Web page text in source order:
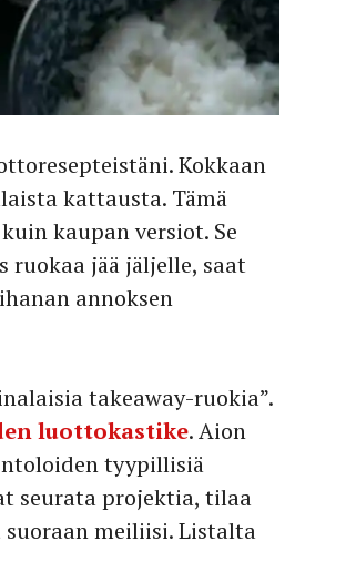
Kokkaan
kattausta. Tämä
kaupan versiot. Se
ruokaa jää jäljelle, saat
annoksen
takeaway-ruokia”.
luottokastike. Aion
tyypillisiä
seurata projektia, tilaa
meiliisi. Listalta